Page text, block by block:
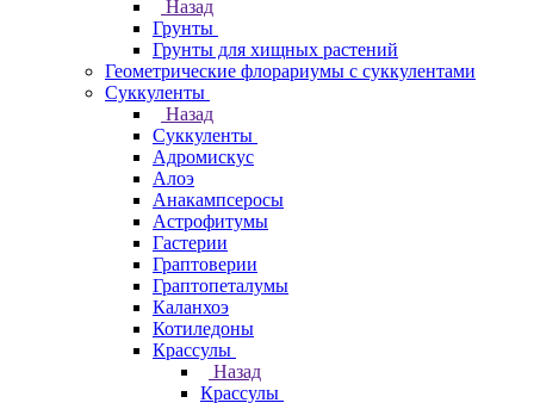
Назад
Грунты
Грунты для хищных растений
Геометрические флорариумы с суккулентами
Суккуленты
Назад
Суккуленты
Адромискус
Алоэ
Анакампсеросы
Астрофитумы
Гастерии
Граптоверии
Граптопеталумы
Каланхоэ
Котиледоны
Крассулы
Назад
Крассулы